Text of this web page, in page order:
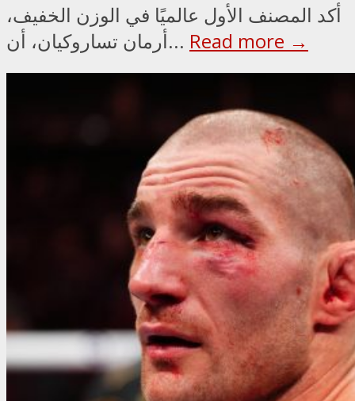
أكد المصنف الأول عالميًا في الوزن الخفيف،
أرمان تساروكيان، أن... Read more →